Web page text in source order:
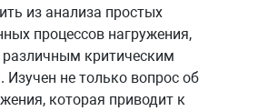
из анализа простых
процессов нагружения,
критическим
не только вопрос об
которая приводит к